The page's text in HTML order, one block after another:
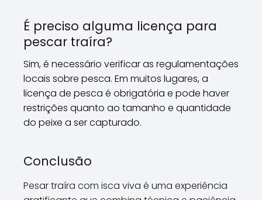
É preciso alguma licença para
pescar traíra?
Sim, é necessário verificar as regulamentações
locais sobre pesca. Em muitos lugares, a
licença de pesca é obrigatória e pode haver
restrições quanto ao tamanho e quantidade
do peixe a ser capturado.
Conclusão
Pesar traíra com isca viva é uma experiência